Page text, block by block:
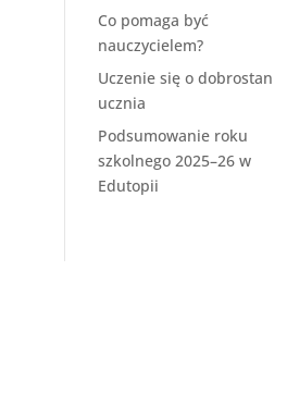
Co pomaga być
nauczycielem?
Uczenie się o dobrostan
ucznia
Podsumowanie roku
szkolnego 2025–26 w
Edutopii